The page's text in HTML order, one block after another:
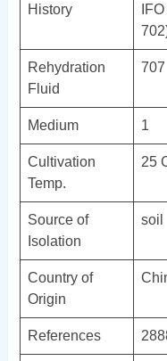
History
Rehydration
Fluid
707
Medium 1
Cultivation
Temp.
25
Source of
Isolation
soil
Country of
Origin
References